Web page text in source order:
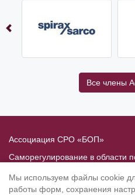
Все члены
Ассоциация СРО «БОП»
Саморегулирование в области
Политика в отношении
Мы используем файлы cookie
работы форм, сохранения